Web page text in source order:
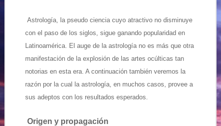
Astrología, la pseudo ciencia cuyo atractivo no disminuye
con el paso de los siglos, sigue ganando popularidad en
Latinoamérica. El auge de la astrología no es más que otra
manifestación de la explosión de las artes ocúlticas tan
notorias en esta era. A continuación también veremos la
razón por la cual la astrología, en muchos casos, provee a
sus adeptos con los resultados esperados.
Origen y propagación